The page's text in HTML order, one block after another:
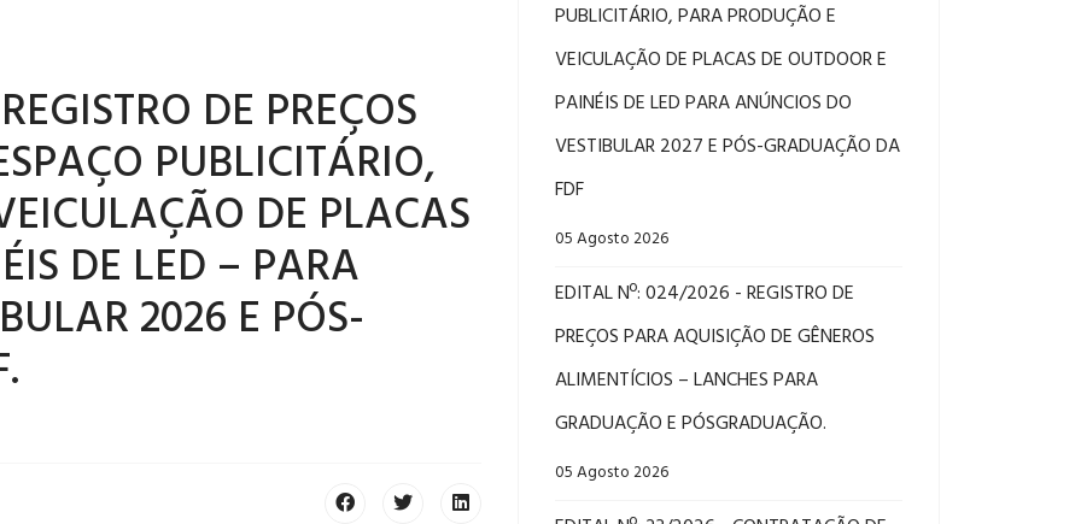
DE PREÇOS
PUBLICITÁRIO,
DE PLACAS
DE LED – PARA
2026 E PÓS-
PUBLICITÁRIO, PARA PRODUÇÃO E
VEICULAÇÃO DE PLACAS DE OUTDOOR E
PAINÉIS DE LED PARA ANÚNCIOS DO
VESTIBULAR 2027 E PÓS-GRADUAÇÃO DA
FDF
05 Agosto 2026
EDITAL Nº: 024/2026 - REGISTRO DE
PREÇOS PARA AQUISIÇÃO DE GÊNEROS
ALIMENTÍCIOS – LANCHES PARA
GRADUAÇÃO E PÓSGRADUAÇÃO.
05 Agosto 2026